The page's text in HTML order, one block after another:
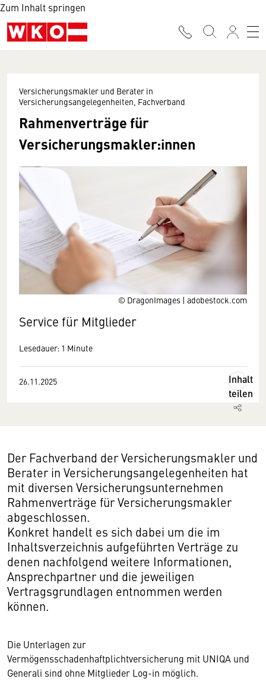
Zum Inhalt springen
© DragonImages | adobestock.com
Versicherungsmakler und Berater in
Versicherungsangelegenheiten, Fachverband
Rahmenverträge für
Versicherungsmakler:innen
Service für Mitglieder
Lesedauer: 1 Minute
26.11.2025
Inhalt
teilen
Der Fachverband der Versicherungsmakler und
Berater in Versicherungsangelegenheiten hat
mit diversen Versicherungsunternehmen
Rahmenverträge für Versicherungsmakler
abgeschlossen.
Konkret handelt es sich dabei um die im
Inhaltsverzeichnis aufgeführten Verträge zu
denen nachfolgend weitere Informationen,
Ansprechpartner und die jeweiligen
Vertragsgrundlagen entnommen werden
können.
Die Unterlagen zur
Vermögensschadenhaftplichtversicherung mit UNIQA und
Generali sind ohne Mitglieder Log-in möglich.